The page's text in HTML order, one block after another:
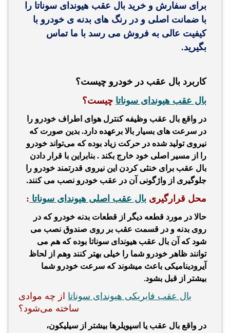
برای سفارش و خرید بال عقب هیوندای سوناتا را
با ضمانت اصلی و در رنگ های بدنه ی خودرو با
کیفیت عالی به فروش می رسد با ما تماس
بگیرید.
کاربرد بال عقب در خودرو چیست؟
بال عقب هیوندای سوناتا چیست؟
در واقع بال عقب وظیفه کنترل هوای اطراف خودرو را
در سرعت های بسیار بالا برعهده دارد. بدین صورت که
نیروی تولید شده در حرکت زیاد بوده که می‌تواند خودرو
را از مسیر اصلی خود خارج بکند . بنابراین با قرار دادن
بال عقب برای خنثی کردن این نیروی قدرتمند خودرو را
جلوگیری از واژگونی آن در عقب خودرو نصب می کنند.
محل قرارگیری بال عقب اصلی هیوندای سوناتا :
حالا در مورد قطعه دیگر از قطعات بدنه خودرو که در
روی بدنه و در قسمت عقب بر روی صندوق نصب می
شود که آن بال عقب هیوندای سوناتا بوده که هم می
توانند ظاهر خودرو شما را خیلی بهتر کنند وهم از لحاظ
آیرودینامیکی باعث میشوند که سرعت خودرو شما
بیشتر از قبل بشود.
بال عقب فابریکی هیوندای سوناتا از چه موادی
ساخته می‌شود؟
در واقع بال عقب یا اسپویلرها بیشتر از سیلیکون،